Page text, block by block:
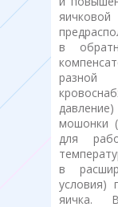
в
мошонки
для
в
условия)
яичка.